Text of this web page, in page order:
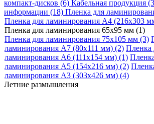
компакт-дисков (6) Кабельная продукция
информации (18) Пленка для
Пленка для ламинирования A4 (216х303
Пленка для ламинирования 65х95 мм (1)
Пленка для ламинирования 75х105 мм (3)
ламинирования A7 (80х111 мм) (2) Пленка
ламинирования A6 (111х154 мм) (1)
ламинирования A5 (154х216 мм) (2)
ламинирования A3 (303х426 мм) (4)
Летние размышления